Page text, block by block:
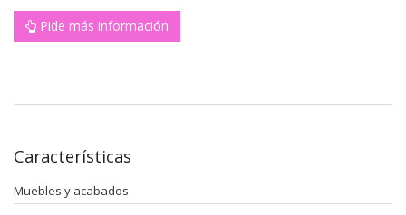
Pide más información
Características
Muebles y acabados